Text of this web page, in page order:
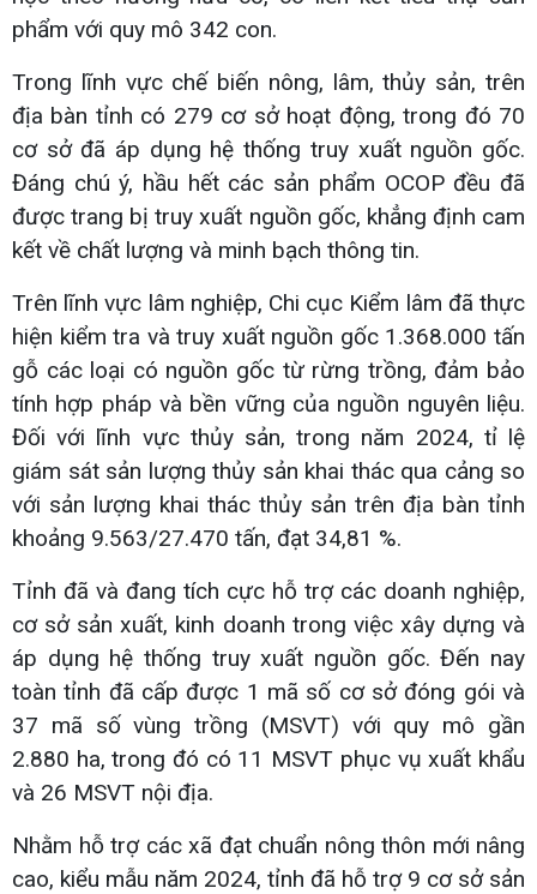
phẩm với quy mô 342 con.
Trong lĩnh vực chế biến nông, lâm, thủy sản, trên
địa bàn tỉnh có 279 cơ sở hoạt động, trong đó 70
cơ sở đã áp dụng hệ thống truy xuất nguồn gốc.
Đáng chú ý, hầu hết các sản phẩm OCOP đều đã
được trang bị truy xuất nguồn gốc, khẳng định cam
kết về chất lượng và minh bạch thông tin.
Trên lĩnh vực lâm nghiệp, Chi cục Kiểm lâm đã thực
hiện kiểm tra và truy xuất nguồn gốc 1.368.000 tấn
gỗ các loại có nguồn gốc từ rừng trồng, đảm bảo
tính hợp pháp và bền vững của nguồn nguyên liệu.
Đối với lĩnh vực thủy sản, trong năm 2024, tỉ lệ
giám sát sản lượng thủy sản khai thác qua cảng so
với sản lượng khai thác thủy sản trên địa bàn tỉnh
khoảng 9.563/27.470 tấn, đạt 34,81 %.
Tỉnh đã và đang tích cực hỗ trợ các doanh nghiệp,
cơ sở sản xuất, kinh doanh trong việc xây dựng và
áp dụng hệ thống truy xuất nguồn gốc. Đến nay
toàn tỉnh đã cấp được 1 mã số cơ sở đóng gói và
37 mã số vùng trồng (MSVT) với quy mô gần
2.880 ha, trong đó có 11 MSVT phục vụ xuất khẩu
và 26 MSVT nội địa.
Nhằm hỗ trợ các xã đạt chuẩn nông thôn mới nâng
cao, kiểu mẫu năm 2024, tỉnh đã hỗ trợ 9 cơ sở sản